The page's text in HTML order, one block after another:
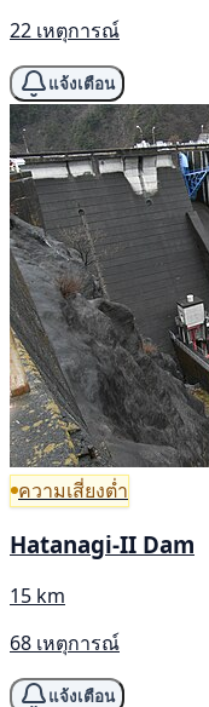
22 เหตุการณ์
แจ้งเตือน
ความเสี่ยงต่ำ
Hatanagi-II Dam
15 km
68 เหตุการณ์
แจ้งเตือน